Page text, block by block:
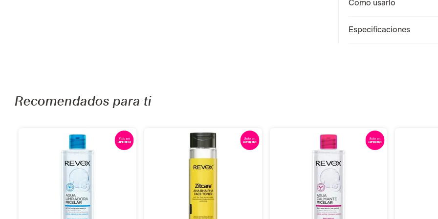
Como usarlo
Especificaciones
Recomendados para ti
Añadir Añadir Añadir